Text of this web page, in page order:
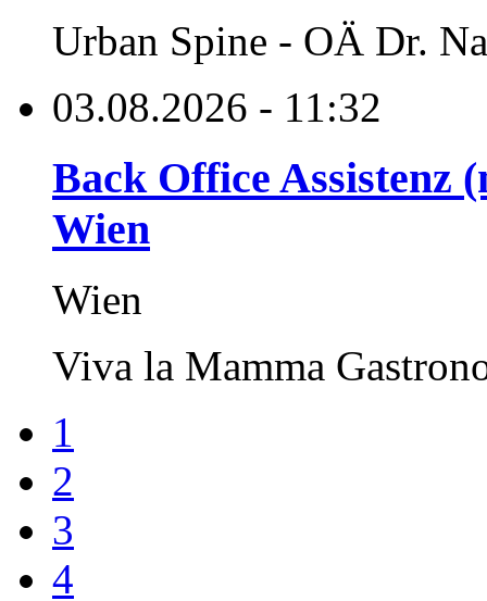
Urban Spine - OÄ Dr.
03.08.2026 - 11:32
Back Office Assistenz
Wien
Wien
Viva la Mamma
1
2
3
4